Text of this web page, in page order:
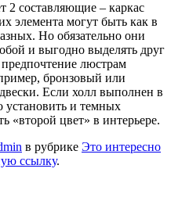
2 составляющие – каркас
элемента могут быть как в
Но обязательно они
и выгодно выделять друг
люстрам
бронзовый или
Если холл выполнен в
установить и темных
«второй цвет» в интерьере.
в рубрике Это интересно
ссылку.